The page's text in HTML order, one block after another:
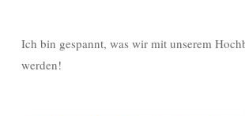
Ich bin gespannt, was wir mit unserem
werden!